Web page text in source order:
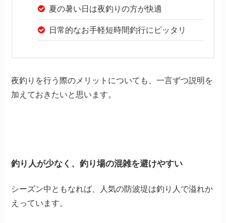
夏の暑い日は夜釣りの方が快適
日常的なお手軽短時間釣行にピッタリ
夜釣りを行う際のメリットについても、一言ずつ説明を
加えておきたいと思います。
釣り人が少なく、釣り場の混雑を避けやすい
シーズン中ともなれば、人気の防波堤は釣り人で溢れか
えっています。